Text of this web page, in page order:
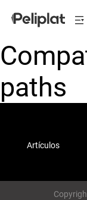
paths
Artículos